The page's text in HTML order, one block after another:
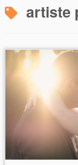
artiste